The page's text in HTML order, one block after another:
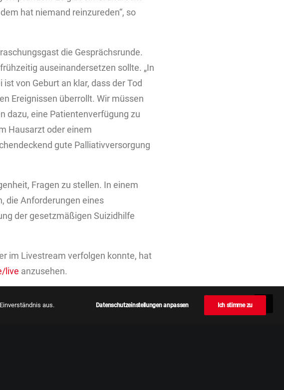
hat niemand reinzureden“, so
die Gesprächsrunde.
auseinandersetzen sollte. „In
von Geburt an klar, dass der Tod
Ereignissen überrollt. Wir müssen
dazu, eine Patientenverfügung zu
Hausarzt oder einem
gute Palliativversorgung
Fragen zu stellen. In einem
die Anforderungen eines
der gesetzmäßigen Suizidhilfe
im Livestream verfolgen konnte, hat
live anzusehen.
aus. Datenschutzeinstellungen anpassen Ich stimme zu